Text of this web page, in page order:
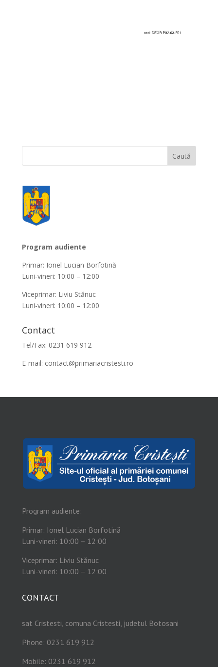
Program audiente
Primar: Ionel Lucian Borfotină
Luni-vineri: 10:00 – 12:00
Viceprimar: Liviu Stănuc
Luni-vineri: 10:00 – 12:00
Contact
Tel/Fax: 0231 619 912
E-mail: contact@primariacristesti.ro
Program audiente:
Primar: Ionel Lucian Borfotină
Luni-vineri: 10:00 – 12:00
Viceprimar: Liviu Stănuc
Luni-vineri: 10:00 – 12:00
CONTACT
sat Cristesti, comuna Cristesti, judetul Botosani
Phone: 0231 619 912
Mobile: 0231 619 912